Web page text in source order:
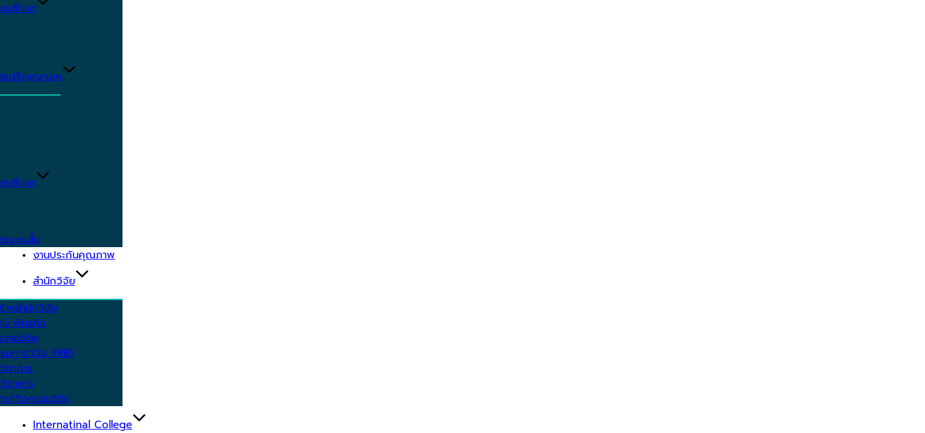
รศึกษา
รปริญญาเอก
รศึกษา
ระยะสั้น
งานประกันคุณภาพ
สำนักวิจัย
างสำนักวิจัย
น์ พันธกิจ
งานวิจัย
มการวิจัย (IRB)
ชาการ
ชาการ
ร/กิจกรรมวิจัย
Internatinal College